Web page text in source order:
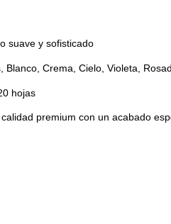
suave y sofisticado
Blanco, Crema, Cielo, Violeta,
hojas
premium con un acabado